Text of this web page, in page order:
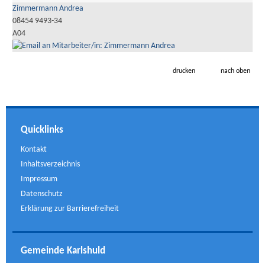
Zimmermann Andrea
08454 9493-34
A04
drucken nach oben
Quicklinks
Kontakt
Inhaltsverzeichnis
Impressum
Datenschutz
Erklärung zur Barrierefreiheit
Gemeinde Karlshuld